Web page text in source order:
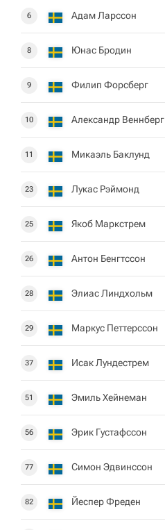
6 Адам Ларссон
8 Юнас Бродин
9 Филип Форсберг
10 Александр Веннберг
11 Микаэль Баклунд
23 Лукас Рэймонд
25 Якоб Маркстрем
26 Антон Бенгтссон
28 Элиас Линдхольм
29 Маркус Петтерссон
37 Исак Лундестрем
51 Эмиль Хейнеман
56 Эрик Густафссон
77 Симон Эдвинссон
82 Йеспер Фреден